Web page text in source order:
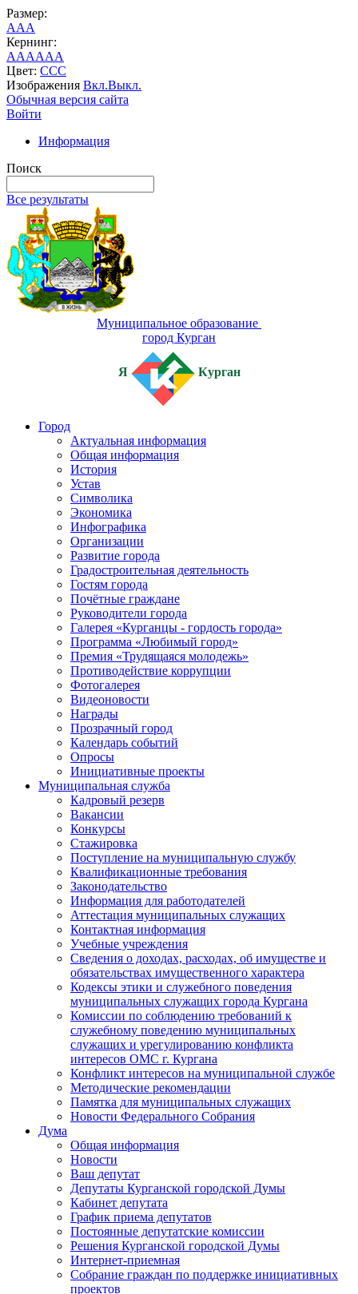
Размер:
AAA
Кернинг:
AAAAAA
Цвет: CCC
Изображения Вкл.Выкл.
Обычная версия сайта
Войти
Информация
Поиск
Все результаты
Муниципальное образование
город Курган
Я Курган
Город
Актуальная информация
Общая информация
История
Устав
Символика
Экономика
Инфографика
Организации
Развитие города
Градостроительная деятельность
Гостям города
Почётные граждане
Руководители города
Галерея «Курганцы - гордость города»
Программа «Любимый город»
Премия «Трудящаяся молодежь»
Противодействие коррупции
Фотогалерея
Видеоновости
Награды
Прозрачный город
Календарь событий
Опросы
Инициативные проекты
Муниципальная служба
Кадровый резерв
Вакансии
Конкурсы
Стажировка
Поступление на муниципальную службу
Квалификационные требования
Законодательство
Информация для работодателей
Аттестация муниципальных служащих
Контактная информация
Учебные учреждения
Сведения о доходах, расходах, об имуществе и
обязательствах имущественного характера
Кодексы этики и служебного поведения
муниципальных служащих города Кургана
Комиссии по соблюдению требований к
служебному поведению муниципальных
служащих и урегулированию конфликта
интересов ОМС г. Кургана
Конфликт интересов на муниципальной службе
Методические рекомендации
Памятка для муниципальных служащих
Новости Федерального Cобрания
Дума
Общая информация
Новости
Ваш депутат
Депутаты Курганской городской Думы
Кабинет депутата
График приема депутатов
Постоянные депутатские комиссии
Решения Курганской городской Думы
Интернет-приемная
Собрание граждан по поддержке инициативных
проектов